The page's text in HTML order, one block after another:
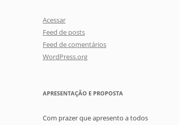
Acessar
Feed de posts
Feed de comentários
WordPress.org
APRESENTAÇÃO E PROPOSTA
Com prazer que apresento a todos